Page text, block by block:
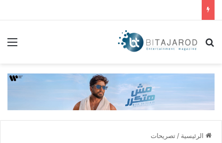
بحث عن
الرئيسية / تصريحات